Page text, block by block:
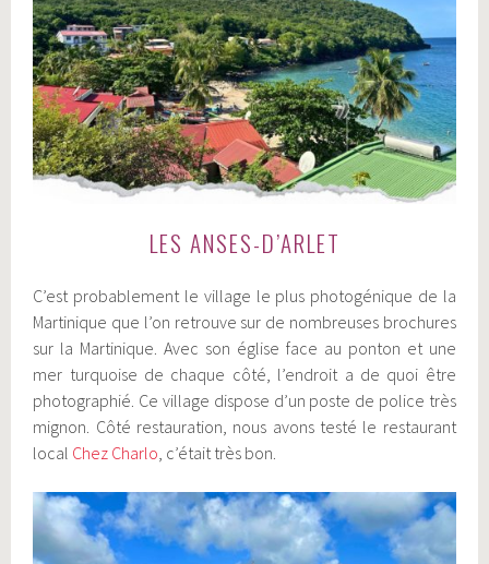
LES ANSES-D’ARLET
C’est probablement le village le plus photogénique de la
Martinique que l’on retrouve sur de nombreuses brochures
sur la Martinique. Avec son église face au ponton et une
mer turquoise de chaque côté, l’endroit a de quoi être
photographié. Ce village dispose d’un poste de police très
mignon. Côté restauration, nous avons testé le restaurant
local Chez Charlo, c’était très bon.